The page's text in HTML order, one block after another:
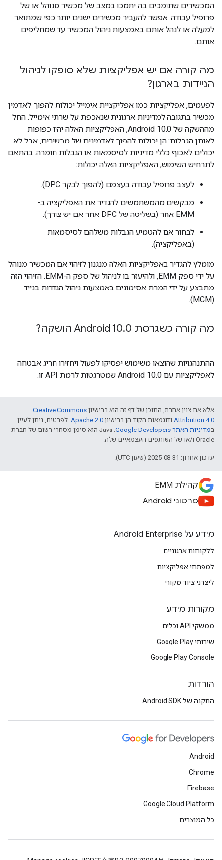
המכשירים שתומכים בה יתמכו במצב של מכשיר מנוהל או של
פרופיל עבודה. אפשר להעביר מכשירים ישנים יותר כפי שמתואר
למעלה או לנהל אותם באמצעות ניהול המכשיר עד שמחליפים
אותם.
מה קורה אם יש אפליקציות שלא סופקו לניהול
הניידות בארגון?
לפעמים, אפליקציות כמו אפליקציית אימייל יכולות להפוך לאדמין
מכשיר בתגובה למדיניות ארגונית שנאכפת על שרתי אימייל. החל
מההשקה של Android 10.0, האפליקציות האלה יהיו כפופות
לאותן הגבלות: הן יכולות להפוך לאדמינים של מכשירים, אבל לא
יכולים לאכוף כללי מדיניות לסיסמאות או הגבלות חומרה. בהתאם
לתרחיש השימוש, האפליקציות האלה יכולות:
לעצב פרופיל עבודה בעצמם (להפוך לבקר DPC).
מבקשים מהמשתמשים להגדיר את האפליקציה ב-
EMM אחר (בשליטה של DPC אחר אם יש צורך).
לבחור אם להטמיע הגבלות משלהם לסיסמאות
(באפליקציה).
מומלץ להגדיר באפליקציות האלה מנגנון לזיהוי אם המכשיר מנוהל
על ידי ספק EMM, ולהיעזר בו לניהול של ספק ה-EMM. הזיהוי הזה
מתבצע על ידי המרת אסימונים באמצעות ניהול הגדרות בנייד
(MCM).
מה קורה כשגרסת Android 10 .0 הושקה?
ההתנהגויות שהוצאו משימוש יפסיקו לפעול ויחזירו חריג אבטחה
לאפליקציות עם Android 10.0 שמטרגטות לרמת API זו.
אלא אם צוין אחרת, התוכן של דף זה הוא ברישיון Creative Commons
Attribution 4.0 ודוגמאות הקוד הן ברישיון Apache 2.0. לפרטים, ניתן לעיין
במדיניות האתר Google Developers‏
.‏ Java הוא סימן מסחרי רשום של חברת
Oracle ו/או של השותפים העצמאיים שלה.
עדכון אחרון: 2025-08-31 (שעון UTC).
קהילת EMM
סרטוני Android
מידע על Android Enterprise
ללקוחות ארגוניים
למפתחי אפליקציות
ליצרני ציוד מקורי
מקורות מידע
ממשקי API וכלים
שירותי Google Play
Google Play Console
הורדות
התקנה של Android SDK
Android
Chrome
Firebase
Google Cloud Platform
כל המוצרים